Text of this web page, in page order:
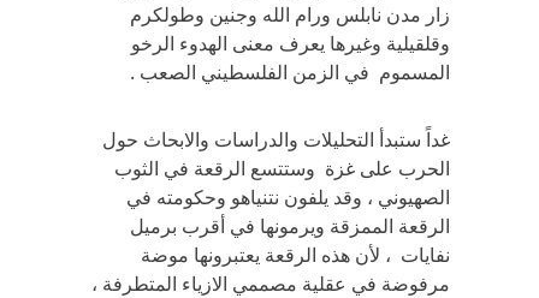
زار مدن نابلس ورام الله وجنين وطولكرم
وقلقيلية وغيرها يعرف معنى الهدوء الرخو
المسموم في الزمن الفلسطيني الصعب .
غداً ستبدأ التحليلات والدراسات والابحاث حول
الحرب على غزة وستتسع الرقعة في الثوب
الصهيوني ، وقد يلفون نتنياهو وحكومته في
الرقعة الممزقة ويرمونها في أقرب برميل
نفايات ، لأن هذه الرقعة يعتبرونها موضة
مرفوضة في عقلية مصممي الازياء المتطرفة ،